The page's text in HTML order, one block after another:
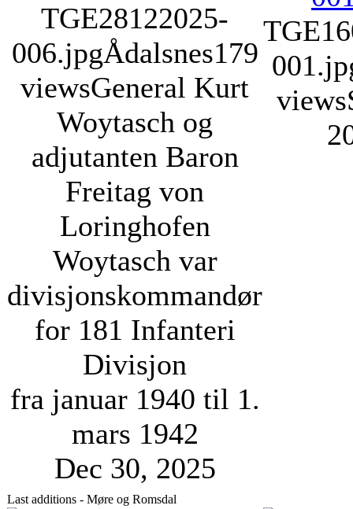
TGE28122025-
006.jpgÅdalsnes179
viewsGeneral Kurt
Woytasch og
adjutanten Baron
Freitag von
Loringhofen
Woytasch var
divisjonskommandør
for 181 Infanteri
Divisjon
fra januar 1940 til 1.
mars 1942
Dec 30, 2025
views
Last additions - Møre og Romsdal